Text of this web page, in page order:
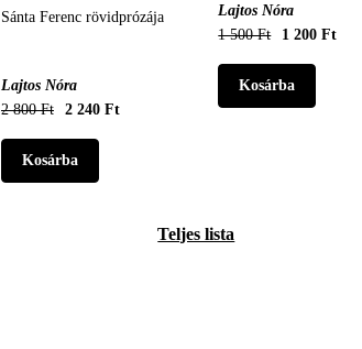
Sánta Ferenc rövidprózája
Lajtos Nóra
2 800 Ft
2 240 Ft
Lajtos Nóra
1 500 Ft
1 200 Ft
Teljes lista